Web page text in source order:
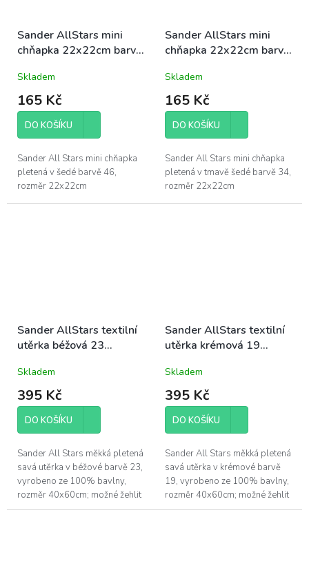
Sander AllStars mini
chňapka 22x22cm barva
Skladem
165 Kč
DO KOŠÍKU
Sander All Stars mini chňapka
pletená v šedé barvě 46,
rozměr 22x22cm
Sander AllStars mini
chňapka 22x22cm barva
Skladem
165 Kč
DO KOŠÍKU
Sander All Stars mini chňapka
pletená v tmavě šedé barvě 34,
rozměr 22x22cm
Sander AllStars textilní
utěrka béžová 23
Skladem
395 Kč
DO KOŠÍKU
Sander All Stars měkká pletená
savá utěrka v béžové barvě 23,
vyrobeno ze 100% bavlny,
rozměr 40x60cm; možné žehlit
po obou stranách (po rubu i po
Sander AllStars textilní
utěrka krémová 19
Skladem
395 Kč
DO KOŠÍKU
Sander All Stars měkká pletená
savá utěrka v krémové barvě
19, vyrobeno ze 100% bavlny,
rozměr 40x60cm; možné žehlit
po obou stranách (po rubu i po